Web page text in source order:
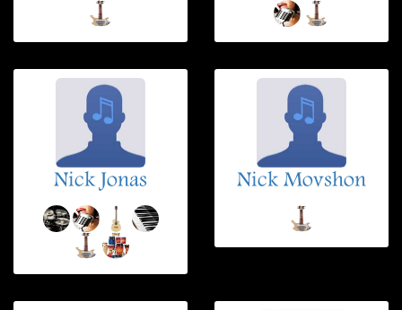
Nick Jonas Nick Movshon